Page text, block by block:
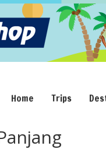
Home Trips